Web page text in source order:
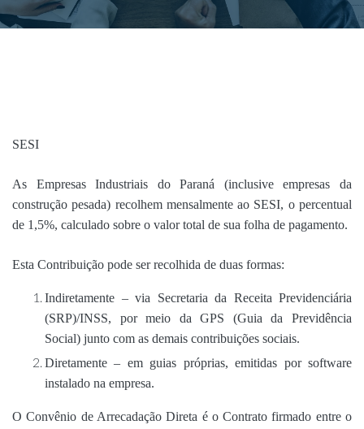
SESI
As Empresas Industriais do Paraná (inclusive empresas da
construção pesada) recolhem mensalmente ao SESI, o percentual
de 1,5%, calculado sobre o valor total de sua folha de pagamento.
Esta Contribuição pode ser recolhida de duas formas:
Indiretamente – via Secretaria da Receita Previdenciária
(SRP)/INSS, por meio da GPS (Guia da Previdência
Social) junto com as demais contribuições sociais.
Diretamente – em guias próprias, emitidas por software
instalado na empresa.
O Convênio de Arrecadação Direta é o Contrato firmado entre o